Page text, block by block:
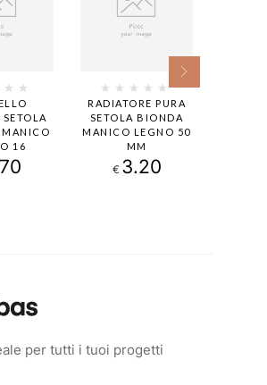
16
RADIATORE PURA
SETOLA BIONDA
MANICO LEGNO 50
MM
€ 3.20
per tutti i tuoi progetti